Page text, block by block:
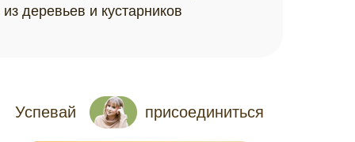
из деревьев и кустарников
Успевай присоединиться